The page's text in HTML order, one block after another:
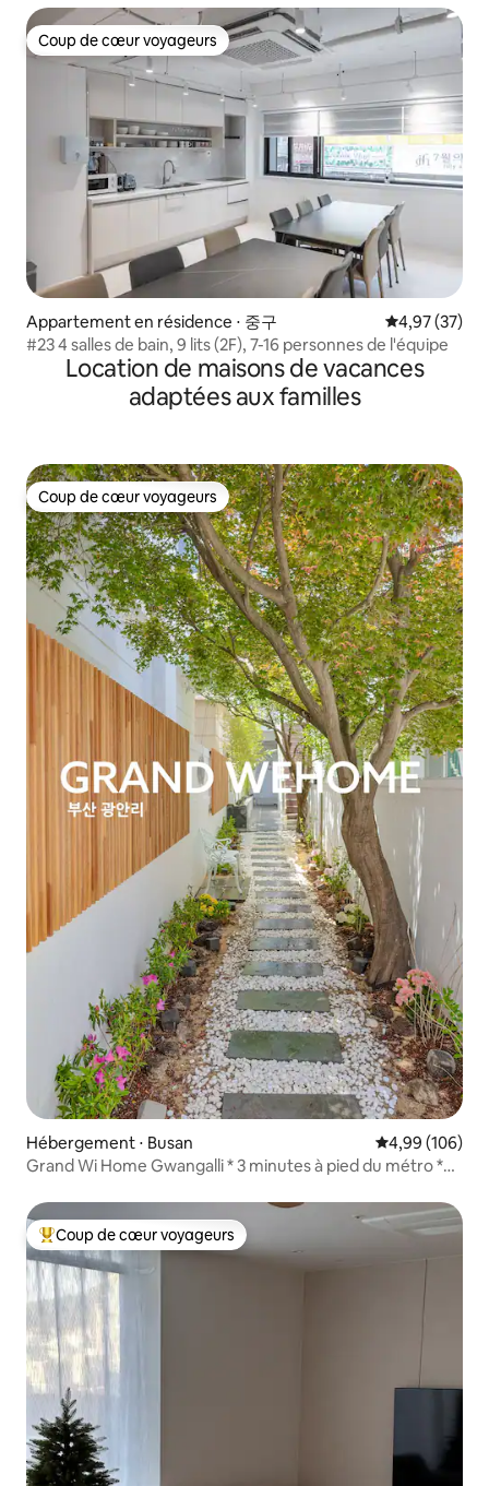
10 secondes#Séjour longue durée#Séjour de
détente#DL3
Coup de cœur voyageurs
Coup de cœur voyageurs
Appartement en résidence ⋅ 중구 Évaluation
4,97 (37)
#23 4 salles de bain, 9 lits (2F), 7-16 personnes de l'équipe
Location de maisons de vacances
adaptées aux familles
Coup de cœur voyageurs
Coup de cœur voyageurs
Hébergement ⋅ Busan Évaluation
4,99 (106)
Grand Wi Home Gwangalli * 3 minutes à pied du métro *
Netflix * Près des cerisiers en fleurs
Coups de cœur voyageurs les plus appréciés
Coup de cœur voyageurs